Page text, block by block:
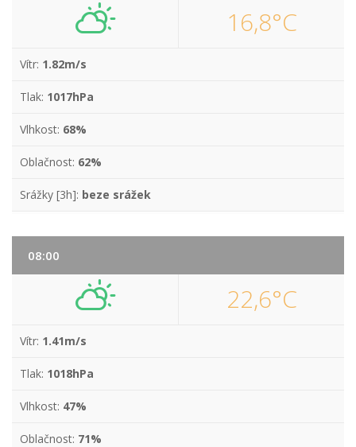
16,8°C
Vítr: 1.82m/s
Tlak: 1017hPa
Vlhkost: 68%
Oblačnost: 62%
Srážky [3h]: beze srážek
08:00
22,6°C
Vítr: 1.41m/s
Tlak: 1018hPa
Vlhkost: 47%
Oblačnost: 71%